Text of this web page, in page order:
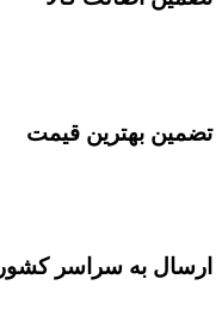
تضمین بهترین قیمت
ارسال به سراسر کشور